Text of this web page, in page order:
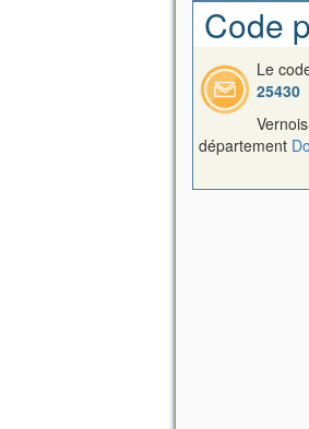
Code
Le
25430
département